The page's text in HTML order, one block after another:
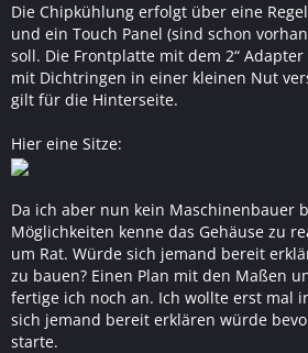
Die Chipkühlung erfolgt über eine
und ein Touch Panel (sind schon
soll. Die Frontplatte mit dem 2“
mit Dichtringen in einer kleinen Nut
gilt für die Hinterseite.
Hier eine Sitze:
Da ich aber nun kein Maschinenbauer
Möglichkeiten kenne das Gehäuse zu
um Rat. Würde sich jemand bereit
zu bauen? Einen Plan mit den Maßen
fertige ich noch an. Ich wollte erst mal
sich jemand bereit erklären würde
starte.